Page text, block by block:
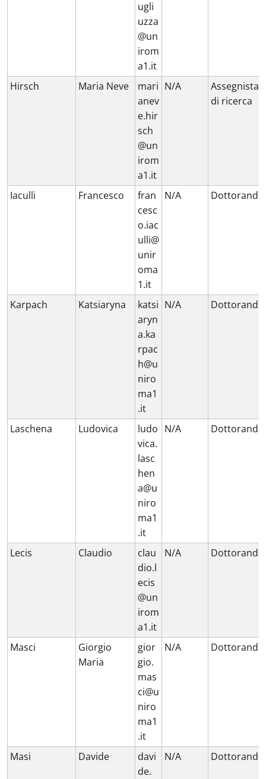
ugli
uzza
@un
irom
a1.it
Hirsch
Maria Neve
mari
anev
e.hir
sch
@un
irom
a1.it
N/A
Assegnista
di ricerca
Iaculli Francesco
fran
cesc
o.iac
ulli@
unir
oma
1.it
N/A Dottorando
Karpach Katsiaryna
katsi
aryn
a.ka
rpac
h@u
niro
ma1
.it
N/A Dottorando
Laschena Ludovica
ludo
vica.
lasc
hen
a@u
niro
ma1
.it
N/A Dottorando
Lecis Claudio
clau
dio.l
ecis
@un
irom
a1.it
N/A Dottorando
Masci
Giorgio
Maria
gior
gio.
mas
ci@u
niro
ma1
.it
N/A Dottorando
Masi Davide
davi
de.
N/A Dottorando